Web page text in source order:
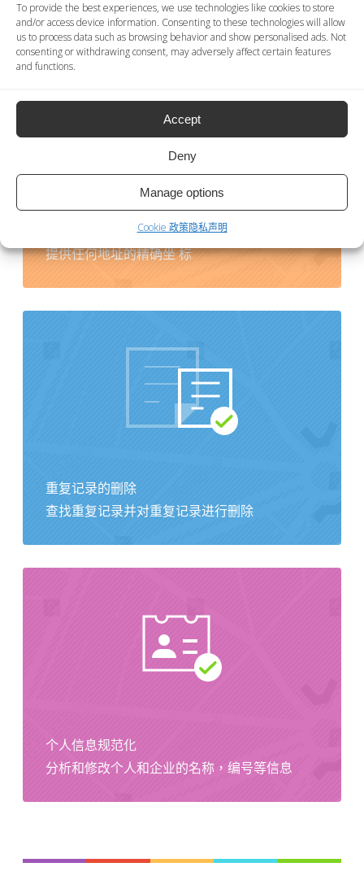
To provide the best experiences, we use technologies like cookies to store
and/or access device information. Consenting to these technologies will allow
us to process data such as browsing behavior and show personalised ads. Not
consenting or withdrawing consent, may adversely affect certain features
and functions.
Accept
Deny
Manage options
Cookie 政策隐私声明
提供任何地址的精确坐 标
重复记录的删除
查找重复记录并对重复记录进行删除
个人信息规范化
分析和修改个人和企业的名称，编号等信息